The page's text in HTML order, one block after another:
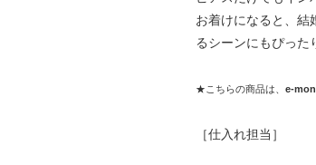
お着けになると、結
るシーンにもぴった
★こちらの商品は、 e-
［仕入れ担当］